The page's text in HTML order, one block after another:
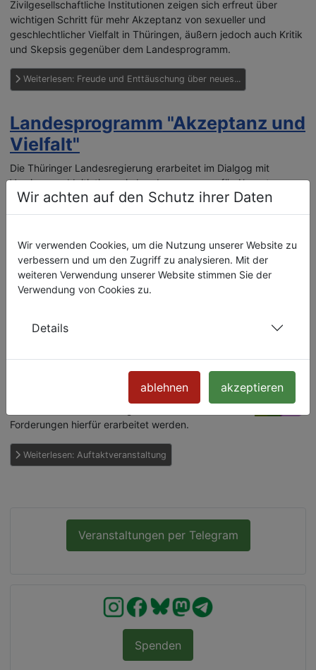
Zivilgesellschaftliche Institutionen zeigen sich erfreut über
wichtigen Schritt für mehr Akzeptanz von sexueller und
geschlechtlicher Vielfalt in Thüringen, äußern jedoch auch Kritik
und Skepsis gegenüber dem Landesprogramm.
Weiterlesen: Freude und Enttäuschung über neues...
Landesprogramm "Akzeptanz und
Vielfalt"
Die Thüringer Landesregierung erarbeitet im Dialgog mit
Vereinen und Initiativen ein Landesprogramm für Akzeptanz
und Vielfalt.
Weiterlesen: Landesprogramm "Akzeptanz und Vielfalt"
Auftaktveranstaltung
derzeit mehrere queere Gruppen in Thüringen die
einen partizipativen Prozess sollen im Rahmen
Forderungen hierfür erarbeitet werden.
Weiterlesen: Auftaktveranstaltung
Veranstaltungen per Telegram
Spenden
Wir achten auf den Schutz ihrer Daten
Wir verwenden Cookies, um die Nutzung unserer Website zu
verbessern und um den Zugriff zu analysieren. Mit der
weiteren Verwendung unserer Website stimmen Sie der
Verwendung von Cookies zu.
Details
ablehnen akzeptieren